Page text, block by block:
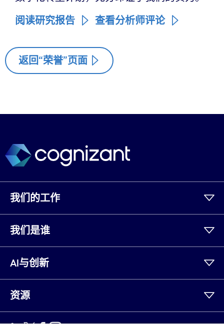
阅读研究报告 查看分析师评论
返回“荣誉”页面
我们的工作
我们是谁
AI与创新
资源